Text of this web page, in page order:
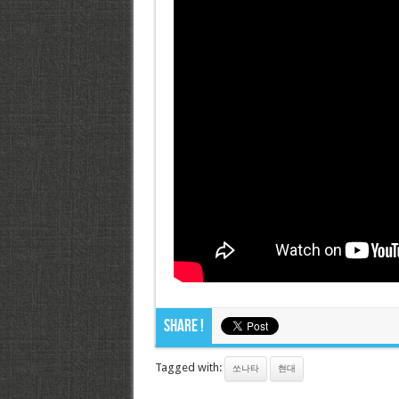
Share !
Tagged with: 쏘나타 현대